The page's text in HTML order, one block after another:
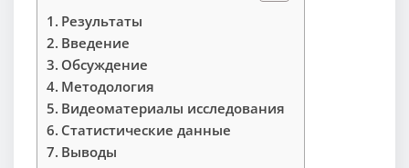
Результаты
Введение
Обсуждение
Методология
Видеоматериалы исследования
Статистические данные
Выводы